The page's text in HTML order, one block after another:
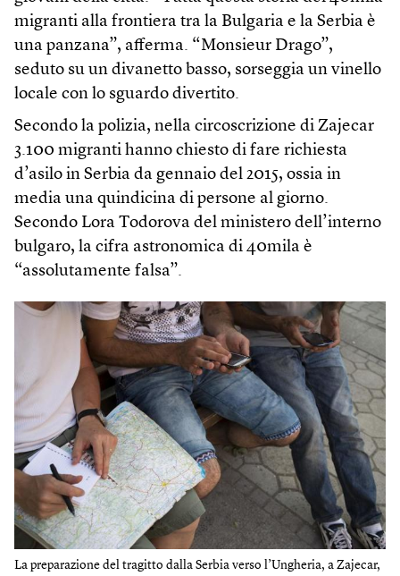
migranti alla frontiera tra la Bulgaria e la Serbia è
una panzana”, afferma. “Monsieur Drago”,
seduto su un divanetto basso, sorseggia un vinello
locale con lo sguardo divertito.
Secondo la polizia, nella circoscrizione di Zajecar
3.100 migranti hanno chiesto di fare richiesta
d’asilo in Serbia da gennaio del 2015, ossia in
media una quindicina di persone al giorno.
Secondo Lora Todorova del ministero dell’interno
bulgaro, la cifra astronomica di 40mila è
“assolutamente falsa”.
La preparazione del tragitto dalla Serbia verso l’Ungheria, a Zajecar,